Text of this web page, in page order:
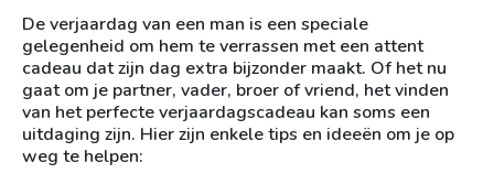
De verjaardag van een man is een speciale
gelegenheid om hem te verrassen met een attent
cadeau dat zijn dag extra bijzonder maakt. Of het nu
gaat om je partner, vader, broer of vriend, het vinden
van het perfecte verjaardagscadeau kan soms een
uitdaging zijn. Hier zijn enkele tips en ideeën om je op
weg te helpen: